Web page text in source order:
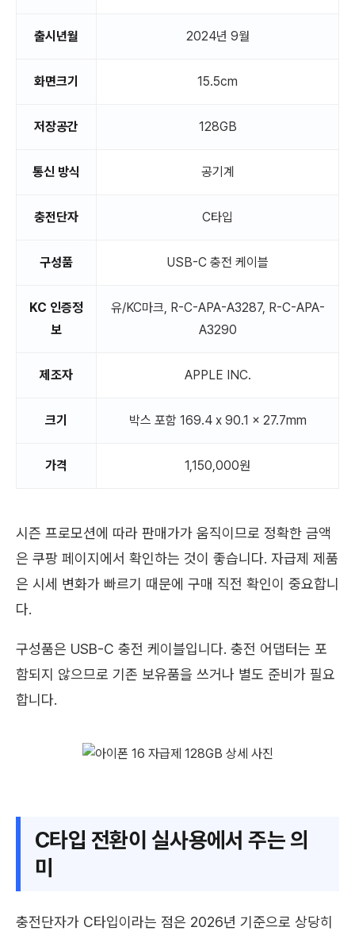
출시년월 2024년 9월
화면크기 15.5cm
저장공간 128GB
통신 방식 공기계
충전단자 C타입
구성품 USB-C 충전 케이블
KC 인증정
보
유/KC마크, R-C-APA-A3287, R-C-APA-
A3290
제조자 APPLE INC.
크기 박스 포함 169.4 x 90.1 x 27.7mm
가격 1,150,000원
시즌 프로모션에 따라 판매가가 움직이므로 정확한 금액
은 쿠팡 페이지에서 확인하는 것이 좋습니다. 자급제 제품
은 시세 변화가 빠르기 때문에 구매 직전 확인이 중요합니
다.
구성품은 USB-C 충전 케이블입니다. 충전 어댑터는 포
함되지 않으므로 기존 보유품을 쓰거나 별도 준비가 필요
합니다.
C타입 전환이 실사용에서 주는 의
미
충전단자가 C타입이라는 점은 2026년 기준으로 상당히